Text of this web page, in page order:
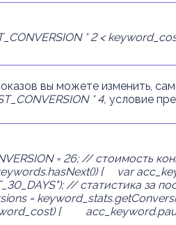
* 2 <
вы можете изменить,
* 4, условие
= 26; // стоимость
{ var
// статистика за
=
{